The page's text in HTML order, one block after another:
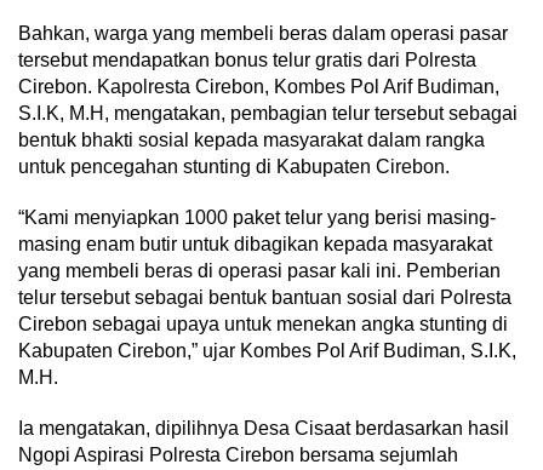
Bahkan, warga yang membeli beras dalam operasi pasar
tersebut mendapatkan bonus telur gratis dari Polresta
Cirebon. Kapolresta Cirebon, Kombes Pol Arif Budiman,
S.I.K, M.H, mengatakan, pembagian telur tersebut sebagai
bentuk bhakti sosial kepada masyarakat dalam rangka
untuk pencegahan stunting di Kabupaten Cirebon.
“Kami menyiapkan 1000 paket telur yang berisi masing-
masing enam butir untuk dibagikan kepada masyarakat
yang membeli beras di operasi pasar kali ini. Pemberian
telur tersebut sebagai bentuk bantuan sosial dari Polresta
Cirebon sebagai upaya untuk menekan angka stunting di
Kabupaten Cirebon,” ujar Kombes Pol Arif Budiman, S.I.K,
M.H.
Ia mengatakan, dipilihnya Desa Cisaat berdasarkan hasil
Ngopi Aspirasi Polresta Cirebon bersama sejumlah